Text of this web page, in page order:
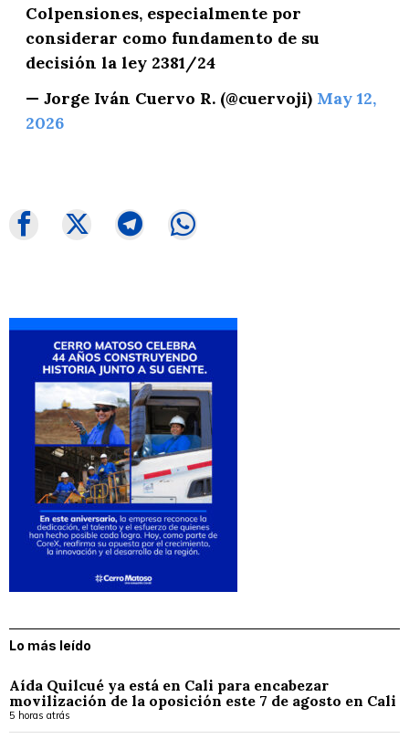
Colpensiones, especialmente por
considerar como fundamento de su
decisión la ley 2381/24
— Jorge Iván Cuervo R. (@cuervoji) May 12,
2026
Lo más leído
Aída Quilcué ya está en Cali para encabezar
movilización de la oposición este 7 de agosto en Cali
5 horas atrás